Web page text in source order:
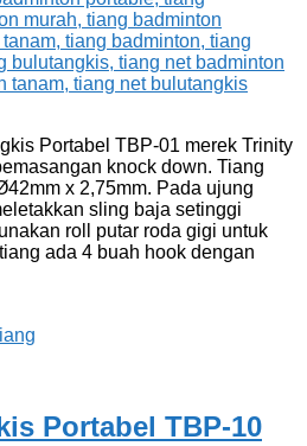
Portabel TBP-01 merek Trinity
knock down. Tiang
x 2,75mm. Pada ujung
sling baja setinggi
roll putar roda gigi untuk
ada 4 buah hook dengan
Portabel TBP-10